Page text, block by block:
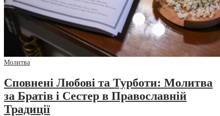
Молитва
Сповнені Любові та Турботи: Молитва
за Братів і Сестер в Православній
Традиції